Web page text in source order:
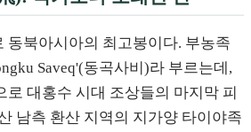
동북아시아의 최고봉이다. 부농족
Saveq'(동곡사비)라 부르는데,
로 대홍수 시대 조상들의 마지막 피
남측 환산 지역의 지가양 타이야족